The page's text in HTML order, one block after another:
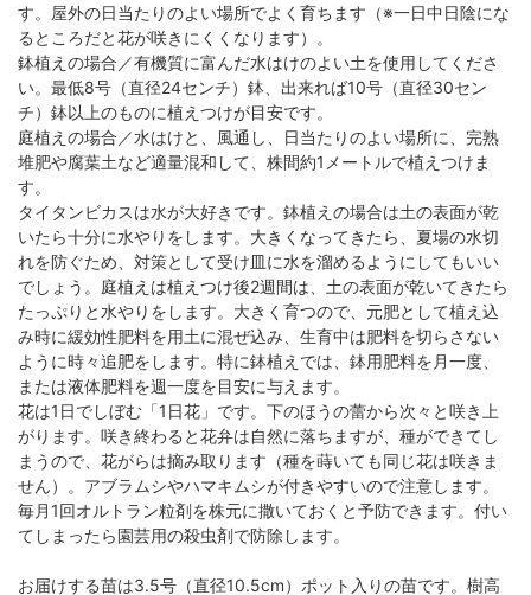
す。屋外の日当たりのよい場所でよく育ちます（※一日中日陰にな
るところだと花が咲きにくくなります）。
鉢植えの場合／有機質に富んだ水はけのよい土を使用してくださ
い。最低8号（直径24センチ）鉢、出来れば10号（直径30セン
チ）鉢以上のものに植えつけが目安です。
庭植えの場合／水はけと、風通し、日当たりのよい場所に、完熟
堆肥や腐葉土など適量混和して、株間約1メートルで植えつけま
す。
タイタンビカスは水が大好きです。鉢植えの場合は土の表面が乾
いたら十分に水やりをします。大きくなってきたら、夏場の水切
れを防ぐため、対策として受け皿に水を溜めるようにしてもいい
でしょう。庭植えは植えつけ後2週間は、土の表面が乾いてきたら
たっぷりと水やりをします。大きく育つので、元肥として植え込
み時に緩効性肥料を用土に混ぜ込み、生育中は肥料を切らさない
ように時々追肥をします。特に鉢植えでは、鉢用肥料を月一度、
または液体肥料を週一度を目安に与えます。
花は1日でしぼむ「1日花」です。下のほうの蕾から次々と咲き上
がります。咲き終わると花弁は自然に落ちますが、種ができてし
まうので、花がらは摘み取ります（種を蒔いても同じ花は咲きま
せん）。アブラムシやハマキムシが付きやすいので注意します。
毎月1回オルトラン粒剤を株元に撒いておくと予防できます。付い
てしまったら園芸用の殺虫剤で防除します。
お届けする苗は3.5号（直径10.5cm）ポット入りの苗です。樹高